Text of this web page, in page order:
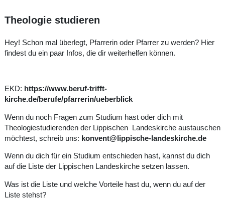
Theologie studieren
Hey! Schon mal überlegt, Pfarrerin oder Pfarrer zu werden? Hier
findest du ein paar Infos, die dir weiterhelfen können.
EKD: https://www.beruf-trifft-
kirche.de/berufe/pfarrerin/ueberblick
Wenn du noch Fragen zum Studium hast oder dich mit
Theologiestudierenden der Lippischen Landeskirche austauschen
möchtest, schreib uns: konvent@lippische-landeskirche.de
Wenn du dich für ein Studium entschieden hast, kannst du dich
auf die Liste der Lippischen Landeskirche setzen lassen.
Was ist die Liste und welche Vorteile hast du, wenn du auf der
Liste stehst?